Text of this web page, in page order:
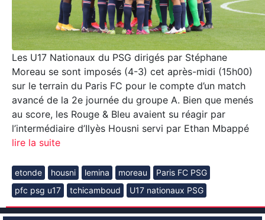
Les U17 Nationaux du PSG dirigés par Stéphane
Moreau se sont imposés (4-3) cet après-midi (15h00)
sur le terrain du Paris FC pour le compte d’un match
avancé de la 2e journée du groupe A. Bien que menés
au score, les Rouge & Bleu avaient su réagir par
l’intermédiaire d’Ilyès Housni servi par Ethan Mbappé
lire la suite
etonde housni lemina moreau
Paris FC PSG
pfc psg u17
tchicamboud U17 nationaux PSG